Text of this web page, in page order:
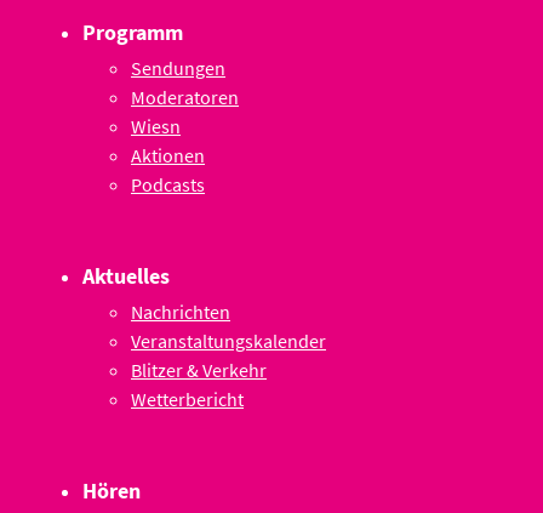
Programm
Sendungen
Moderatoren
Wiesn
Aktionen
Podcasts
Aktuelles
Nachrichten
Veranstaltungskalender
Blitzer & Verkehr
Wetterbericht
Hören